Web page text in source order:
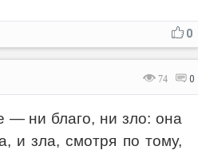
0
74 0
— ни благо, ни зло: она
и зла, смотря по тому,